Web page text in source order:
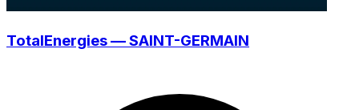
TotalEnergies — SAINT-GERMAIN